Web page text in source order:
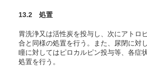
13.2 処置
胃洗浄又は活性炭を投与し、次にアトロ
合と同様の処置を行う。また、尿閉に対
瞳に対してはピロカルピン投与等、各症
処置を行う。